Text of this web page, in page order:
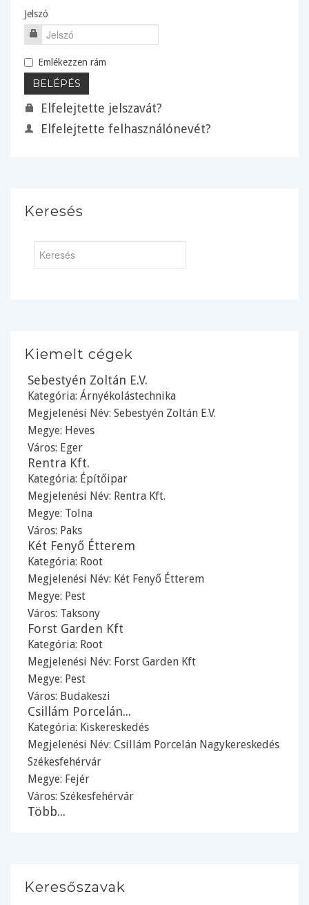
Jelszó
Emlékezzen rám
Elfelejtette jelszavát?
Elfelejtette felhasználónevét?
Keresés
Kiemelt cégek
Sebestyén Zoltán E.V.
Kategória: Árnyékolástechnika
Megjelenési Név: Sebestyén Zoltán E.V.
Megye: Heves
Város: Eger
Rentra Kft.
Kategória: Építőipar
Megjelenési Név: Rentra Kft.
Megye: Tolna
Város: Paks
Két Fenyő Étterem
Kategória: Root
Megjelenési Név: Két Fenyő Étterem
Megye: Pest
Város: Taksony
Forst Garden Kft
Kategória: Root
Megjelenési Név: Forst Garden Kft
Megye: Pest
Város: Budakeszi
Csillám Porcelán...
Kategória: Kiskereskedés
Megjelenési Név: Csillám Porcelán Nagykereskedés
Székesfehérvár
Megye: Fejér
Város: Székesfehérvár
Több...
Keresőszavak